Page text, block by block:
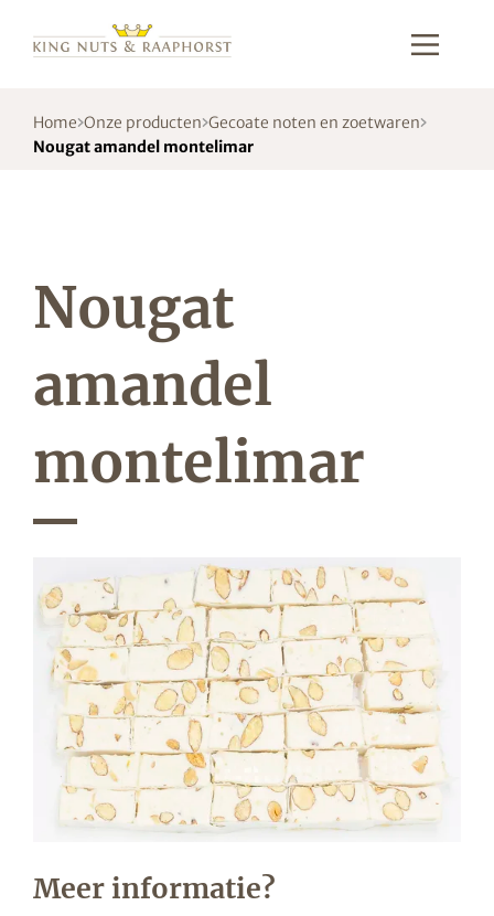
Home Onze producten Gecoate noten en zoetwaren
Nougat amandel montelimar
Nougat
amandel
montelimar
Meer informatie?